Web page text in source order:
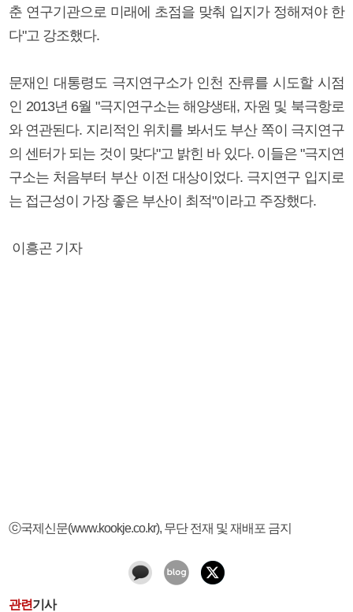
춘 연구기관으로 미래에 초점을 맞춰 입지가 정해져야 한
다"고 강조했다.
문재인 대통령도 극지연구소가 인천 잔류를 시도할 시점
인 2013년 6월 "극지연구소는 해양생태, 자원 및 북극항로
와 연관된다. 지리적인 위치를 봐서도 부산 쪽이 극지연구
의 센터가 되는 것이 맞다"고 밝힌 바 있다. 이들은 "극지연
구소는 처음부터 부산 이전 대상이었다. 극지연구 입지로
는 접근성이 가장 좋은 부산이 최적"이라고 주장했다.
이흥곤 기자
ⓒ국제신문(www.kookje.co.kr), 무단 전재 및 재배포 금지
관련기사